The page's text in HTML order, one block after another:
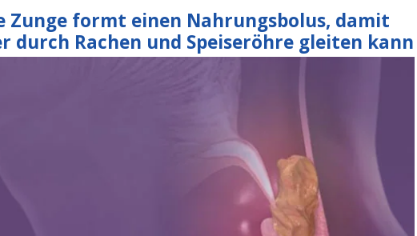
Zunge formt einen Nahrungsbolus, damit
durch Rachen und Speiseröhre gleiten kann